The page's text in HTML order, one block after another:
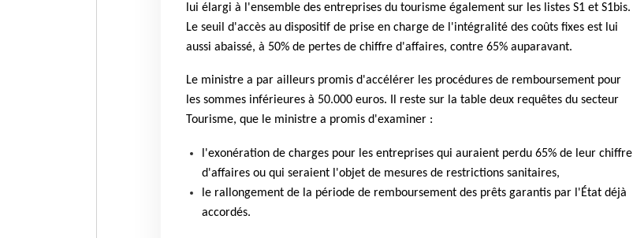
lui élargi à l'ensemble des entreprises du tourisme également sur les listes S1 et S1bis.
Le seuil d'accès au dispositif de prise en charge de l'intégralité des coûts fixes est lui
aussi abaissé, à 50% de pertes de chiffre d'affaires, contre 65% auparavant.
Le ministre a par ailleurs promis d'accélérer les procédures de remboursement pour
les sommes inférieures à 50.000 euros. Il reste sur la table deux requêtes du secteur
Tourisme, que le ministre a promis d'examiner :
l'exonération de charges pour les entreprises qui auraient perdu 65% de leur chiffre
d'affaires ou qui seraient l'objet de mesures de restrictions sanitaires,
le rallongement de la période de remboursement des prêts garantis par l'État déjà
accordés.